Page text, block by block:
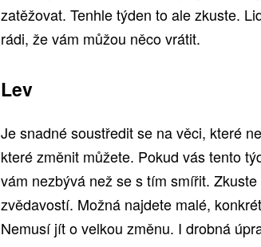
zatěžovat. Tenhle týden to ale zkuste.
rádi, že vám můžou něco vrátit.
Lev
Je snadné soustředit se na věci, které
které změnit můžete. Pokud vás tento
vám nezbývá než se s tím smířit.
zvědavostí. Možná najdete malé,
Nemusí jít o velkou změnu. I drobná